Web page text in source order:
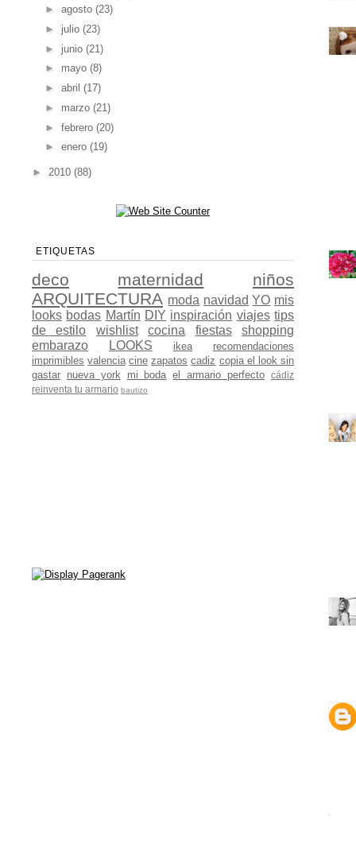
► agosto (23)
► julio (23)
► junio (21)
► mayo (8)
► abril (17)
► marzo (21)
► febrero (20)
► enero (19)
► 2010 (88)
ETIQUETAS
deco maternidad
niños
ARQUITECTURA moda navidad YO mis
looks bodas Martín DIY inspiración viajes tips
de estilo
wishlist cocina fiestas
shopping
embarazo
LOOKS ikea
recomendaciones
imprimibles valencia cine zapatos cadiz copia el look sin
gastar nueva york mi boda el armario perfecto
cádiz
reinventa tu armario bautizo